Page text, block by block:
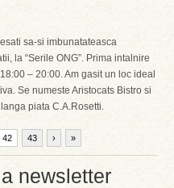
newsletter
sa-si imbunatateasca
la “Serile ONG”. Prima intalnire
– 20:00. Am gasit un loc ideal
Se numeste Aristocats Bistro si
piata C.A.Rosetti.
42 43 › »